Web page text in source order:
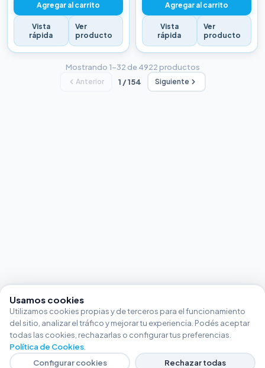
Agregar al carrito
Vista
rápida
Ver
producto
Agregar al carrito
Vista
rápida
Ver
producto
Mostrando 1–32 de 4922 productos
Anterior 1 / 154 Siguiente
Usamos cookies
Utilizamos cookies propias y de terceros para el funcionamiento
del sitio, analizar el tráfico y mejorar tu experiencia. Podés aceptar
todas las cookies, rechazarlas o configurar tus preferencias.
Política de Cookies
Configurar cookies
Rechazar todas